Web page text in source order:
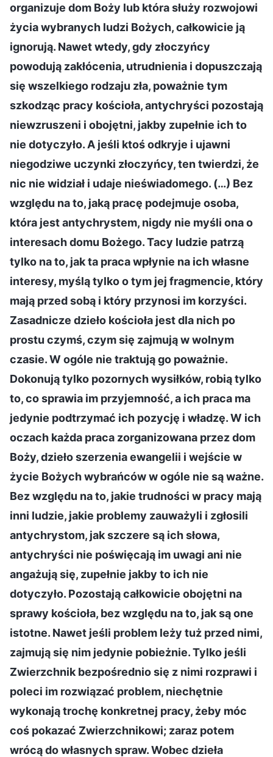
organizuje dom Boży lub która służy rozwojowi
życia wybranych ludzi Bożych, całkowicie ją
ignorują. Nawet wtedy, gdy złoczyńcy
powodują zakłócenia, utrudnienia i dopuszczają
się wszelkiego rodzaju zła, poważnie tym
szkodząc pracy kościoła, antychryści pozostają
niewzruszeni i obojętni, jakby zupełnie ich to
nie dotyczyło. A jeśli ktoś odkryje i ujawni
niegodziwe uczynki złoczyńcy, ten twierdzi, że
nic nie widział i udaje nieświadomego. (…) Bez
względu na to, jaką pracę podejmuje osoba,
która jest antychrystem, nigdy nie myśli ona o
interesach domu Bożego. Tacy ludzie patrzą
tylko na to, jak ta praca wpłynie na ich własne
interesy, myślą tylko o tym jej fragmencie, który
mają przed sobą i który przynosi im korzyści.
Zasadnicze dzieło kościoła jest dla nich po
prostu czymś, czym się zajmują w wolnym
czasie. W ogóle nie traktują go poważnie.
Dokonują tylko pozornych wysiłków, robią tylko
to, co sprawia im przyjemność, a ich praca ma
jedynie podtrzymać ich pozycję i władzę. W ich
oczach każda praca zorganizowana przez dom
Boży, dzieło szerzenia ewangelii i wejście w
życie Bożych wybrańców w ogóle nie są ważne.
Bez względu na to, jakie trudności w pracy mają
inni ludzie, jakie problemy zauważyli i zgłosili
antychrystom, jak szczere są ich słowa,
antychryści nie poświęcają im uwagi ani nie
angażują się, zupełnie jakby to ich nie
dotyczyło. Pozostają całkowicie obojętni na
sprawy kościoła, bez względu na to, jak są one
istotne. Nawet jeśli problem leży tuż przed nimi,
zajmują się nim jedynie pobieżnie. Tylko jeśli
Zwierzchnik bezpośrednio się z nimi rozprawi i
poleci im rozwiązać problem, niechętnie
wykonają trochę konkretnej pracy, żeby móc
coś pokazać Zwierzchnikowi; zaraz potem
wrócą do własnych spraw. Wobec dzieła